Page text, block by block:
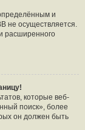
и
не осуществляется.
расширенного
которые веб-
поиск», более
он должен быть